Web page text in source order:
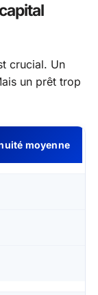
crucial. Un
un prêt trop
moyenne